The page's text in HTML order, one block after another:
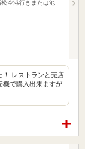
空港行きまたは池
！ レストランと売店
機で購入出来ますが